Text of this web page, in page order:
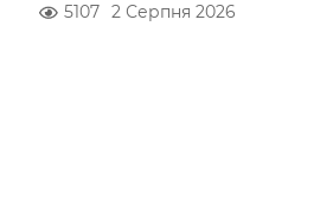
5107 2 Серпня 2026